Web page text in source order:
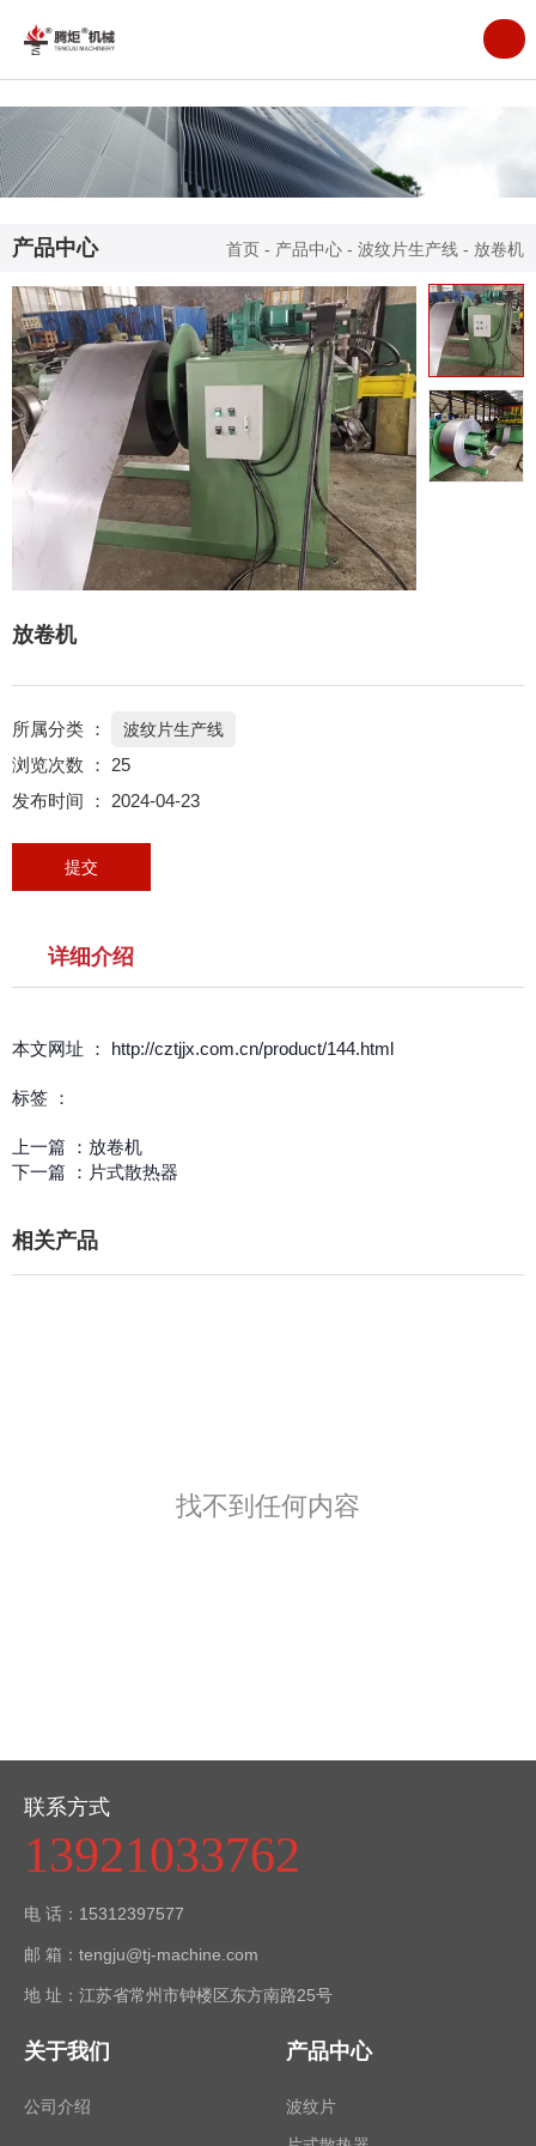
产品中心 首页 - 产品中心 - 波纹片生产线 - 放卷机
放卷机
所属分类 ： 波纹片生产线
浏览次数 ： 25
发布时间 ： 2024-04-23
提交
详细介绍
本文网址 ： http://cztjjx.com.cn/product/144.html
标签 ：
上一篇 ： 放卷机
下一篇 ： 片式散热器
相关产品
找不到任何内容
联系方式
13921033762
电 话：15312397577
邮 箱：tengju@tj-machine.com
地 址：江苏省常州市钟楼区东方南路25号
关于我们
公司介绍
产品中心
波纹片